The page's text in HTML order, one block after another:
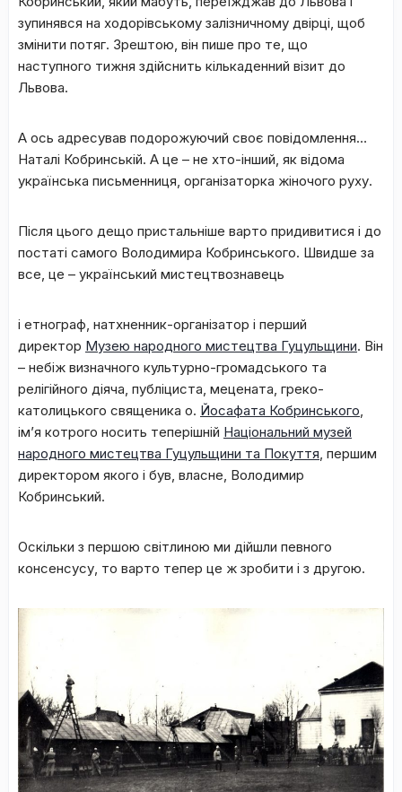
зупинявся на ходорівському залізничному двірці, щоб
змінити потяг. Зрештою, він пише про те, що
наступного тижня здійснить кількаденний візит до
Львова.
А ось адресував подорожуючий своє повідомлення…
Наталі Кобринській. А це – не хто-інший, як відома
українська письменниця, організаторка жіночого руху.
Після цього дещо пристальніше варто придивитися і до
постаті самого Володимира Кобринського. Швидше за
все, це – український мистецтвознавець
і етнограф, натхненник-організатор і перший
директор Музею народного мистецтва Гуцульщини. Він
– небіж визначного культурно-громадського та
релігійного діяча, публіциста, мецената, греко-
католицького священика о. Йосафата Кобринського,
ім’я котрого носить теперішній Національний музей
народного мистецтва Гуцульщини та Покуття, першим
директором якого і був, власне, Володимир
Кобринський.
Оскільки з першою світлиною ми дійшли певного
консенсусу, то варто тепер це ж зробити і з другою.